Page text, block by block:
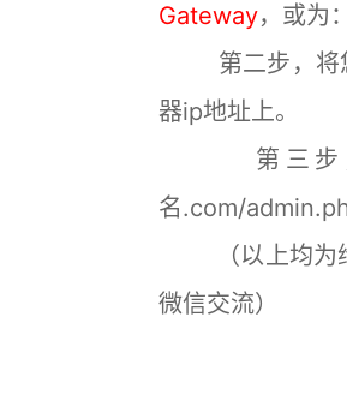
Gateway，或为：
第二步，将您
器ip地址上。
第三步，在
名.com/
（以上均为维
微信交流）